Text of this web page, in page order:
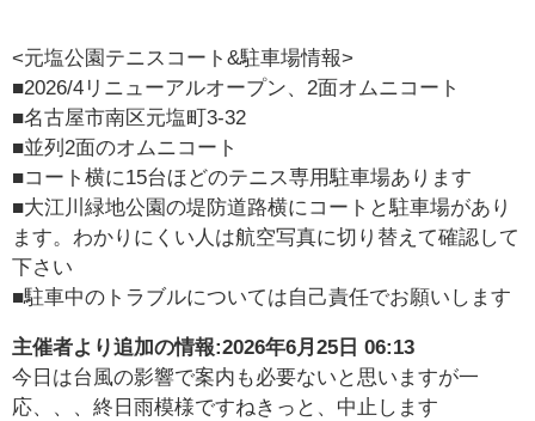
<元塩公園テニスコート&駐車場情報>
■2026/4リニューアルオープン、2面オムニコート
■名古屋市南区元塩町3-32
■並列2面のオムニコート
■コート横に15台ほどのテニス専用駐車場あります
■大江川緑地公園の堤防道路横にコートと駐車場があり
ます。わかりにくい人は航空写真に切り替えて確認して
下さい
■駐車中のトラブルについては自己責任でお願いします
主催者より追加の情報:2026年6月25日 06:13
今日は台風の影響で案内も必要ないと思いますが一
応、、、終日雨模様ですねきっと、中止します